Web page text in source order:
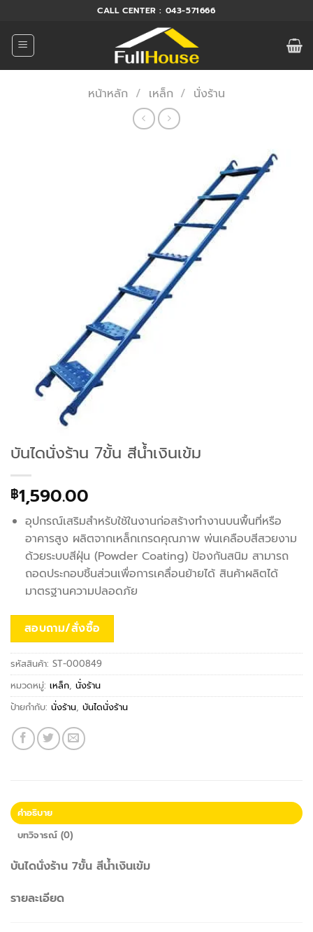
ยัง
เนื้อหา
CALL CENTER : 043-571666
หน้าหลัก / เหล็ก / นั่งร้าน
บันไดนั่งร้าน 7ขั้น สีน้ำเงินเข้ม
฿1,590.00
อุปกรณ์เสริมสำหรับใช้ในงานก่อสร้างทำงานบนพื้นที่หรือ
อาคารสูง ผลิตจากเหล็กเกรดคุณภาพ พ่นเคลือบสีสวยงาม
ด้วยระบบสีฝุ่น (Powder Coating) ป้องกันสนิม สามารถ
ถอดประกอบชิ้นส่วนเพื่อการเคลื่อนย้ายได้ สินค้าผลิตได้
มาตรฐานความปลอดภัย
สอบถาม/สั่งซื้อ
รหัสสินค้า: ST-000849
หมวดหมู่: เหล็ก, นั่งร้าน
ป้ายกำกับ: นั่งร้าน, บันไดนั่งร้าน
คำอธิบาย
บทวิจารณ์ (0)
บันไดนั่งร้าน 7ขั้น สีน้ำเงินเข้ม
รายละเอียด